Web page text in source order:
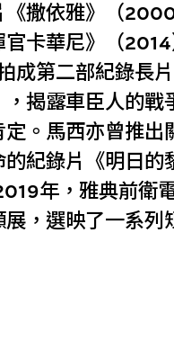
《撒依雅》（
卡華尼》（2014
成第二部紀錄長
揭露車臣人的戰
。馬西亦曾推出
紀錄片《明日的
年，雅典前衛
展，選映了一系列